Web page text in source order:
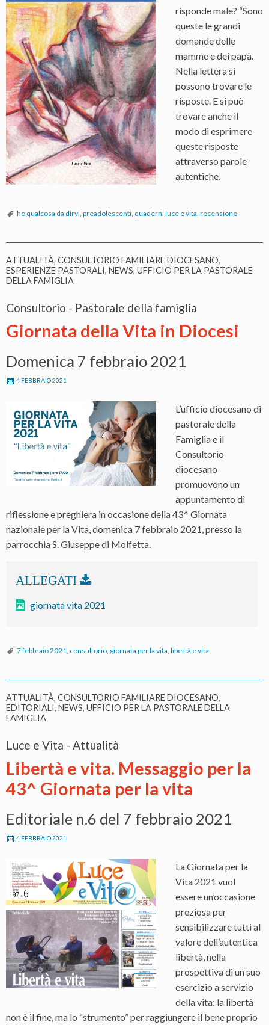
risponde male? “Sono
queste le grandi
domande delle
mamme e dei papà.
Nella lettera si
possono trovare le
risposte. E si può
trovare anche il
modo di esprimere
queste risposte
attraverso parole
autentiche.
ho qualcosa da dirvi, preadolescenti, quaderni luce e vita, recensione
ATTUALITÀ, CONSULTORIO FAMILIARE DIOCESANO,
ESPERIENZE PASTORALI, NEWS, UFFICIO PER LA PASTORALE
DELLA FAMIGLIA
Consultorio - Pastorale della famiglia
Giornata della Vita in Diocesi
Domenica 7 febbraio 2021
4 FEBBRAIO 2021
L’ufficio diocesano di
pastorale della
Famiglia e il
Consultorio
diocesano
promuovono un
appuntamento di
riflessione e preghiera in occasione della 43^ Giornata
nazionale per la Vita, domenica 7 febbraio 2021, presso la
parrocchia S. Giuseppe di Molfetta.
giornata vita 2021
7 febbraio 2021, consultorio, giornata per la vita, libertà e vita
ATTUALITÀ, CONSULTORIO FAMILIARE DIOCESANO,
EDITORIALI, NEWS, UFFICIO PER LA PASTORALE DELLA
FAMIGLIA
Luce e Vita - Attualità
Libertà e vita. Messaggio per la
43^ Giornata per la vita
Editoriale n.6 del 7 febbraio 2021
4 FEBBRAIO 2021
La Giornata per la
Vita 2021 vuol
essere un’occasione
preziosa per
sensibilizzare tutti al
valore dell’autentica
libertà, nella
prospettiva di un suo
esercizio a servizio
della vita: la libertà
non è il fine, ma lo “strumento” per raggiungere il bene proprio